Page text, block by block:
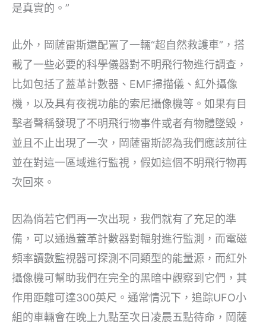
是真實的。”
此外，岡薩雷斯還配置了一輛“超自然救護車”，搭
載了一些必要的科學儀器對不明飛行物進行調查，
比如包括了蓋革計數器、EMF掃描儀、紅外攝像
機，以及具有夜視功能的索尼攝像機等。如果有目
擊者聲稱發現了不明飛行物事件或者有物體墜毀，
並且不止出現了一次，岡薩雷斯認為我們應該前往
並在對這一區域進行監視，假如這個不明飛行物再
次回來。
因為倘若它們再一次出現，我們就有了充足的準
備，可以通過蓋革計數器對輻射進行監測，而電磁
頻率讀數監視器可探測不同類型的能量源，而紅外
攝像機可幫助我們在完全的黑暗中觀察到它們，其
作用距離可達300英尺。通常情況下，追踪UFO小
組的車輛會在晚上九點至次日凌晨五點待命，岡薩